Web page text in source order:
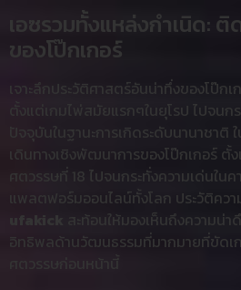
เอซรวมทั้งแหล่งกำเนิด:
ของโป๊กเกอร์
เจาะลึกประวัติศาสตร์อันน่าทึ่งของโป๊ก
ตั้งแต่เกมไพ่สมัยแรกๆในยุโรป ไปจนก
ปัจจุบันในฐานะการเกิดระดับนานาชาติ
เดินทางเชิงพัฒนาการของโป๊กเกอร์ ตั้
ศตวรรษที่ 18 ไปจนกระทั่งความเด่นใน
แพลตฟอร์มออนไลน์ทั้งโลก ประวัติควา
ufakick
สะท้อนให้มองเห็นถึงความน่
อิทธิพลด้านวัฒนธรรมที่มากมายที่ขัดเ